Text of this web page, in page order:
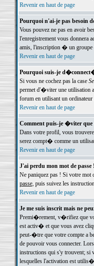
Revenir en haut de page
Pourquoi n'ai-je pas besoin
Vous pouvez ne pas en avoir
l'enregistrement vous
amis, l'inscription � un groupe
Revenir en haut de page
Pourquoi suis-je
Si vous ne cochez pas la case
permet d'�viter une utilisation
forum en utilisant un
Revenir en haut de page
Comment puis-je �viter que
Dans votre profil, vous
serez compt� comme un
Revenir en haut de page
J'ai perdu mon mot de passe !
Ne paniquez pas ! Si votre
passe, puis suivez les
Revenir en haut de page
Je me suis inscrit mais ne
Premi�rement, v�rifiez que
est activ� et que vous avez
peut-�tre que votre compte a
de pouvoir vous connecter.
instructions qui s'y trouvent; si
lesquelles l'activation est